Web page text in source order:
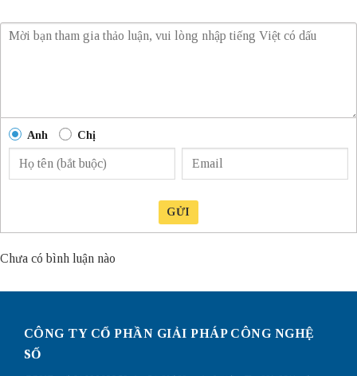
Anh Chị
GỬI
Chưa có bình luận nào
CÔNG TY CỔ PHẦN GIẢI PHÁP CÔNG NGHỆ
SỐ